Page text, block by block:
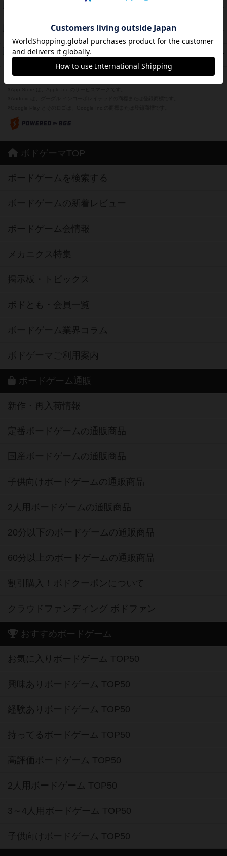
PT
紹介文あり 1件の投稿
PT
Bitter End ブタペスト救出作戦
42 PT
ドコジャン
ボドゲーマTOP
ボードゲームを検索する
ボードゲームの新着レビュー
ボードゲーム会情報
メカニクス特集
掲示板・トピックス
ボドとも・会員一覧
ボードゲーム業界コラム
ボドゲーマご利用案内
ボードゲーム通販
新作・再入荷情報
定番ボードゲームの通販商品
国産ボードゲームの通販商品
子供向けボードゲームの通販商品
2人用ボードゲームの通販商品
20分以下のボードゲームの通販商品
60分以上のボードゲームの通販商品
割引購入！ボドクーポンについて
クラウドファンディング ボドファン
おすすめボードゲーム
お気に入りボードゲーム TOP50
興味ありボードゲーム TOP50
経験ありボードゲーム TOP50
持ってるボードゲーム TOP50
高評価ボードゲーム TOP50
2人用ボードゲーム TOP50
3～4人用ボードゲーム TOP50
子供向けボードゲーム TOP50